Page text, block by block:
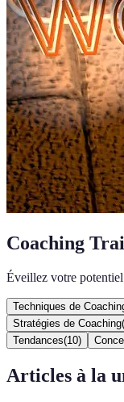
Coaching
Éveillez votre potentiel
Techniques de
Stratégies de Coaching(
Tendances(10)
Articles à la